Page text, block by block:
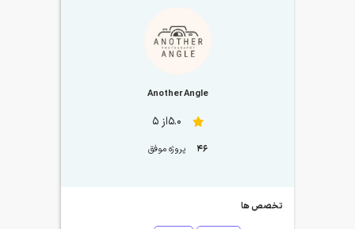
Another Angle
5.0از 5
46 پروژه موفق
تخصص ها